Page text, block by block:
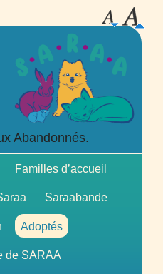
Abandonnés.
Familles d’accueil
Saraabande
Adoptés
de SARAA